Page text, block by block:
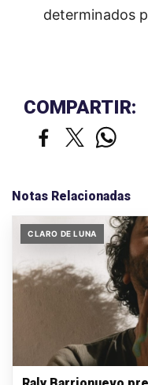
determinados
COMPARTIR:
Notas Relacionadas
CLARO DE LUNA